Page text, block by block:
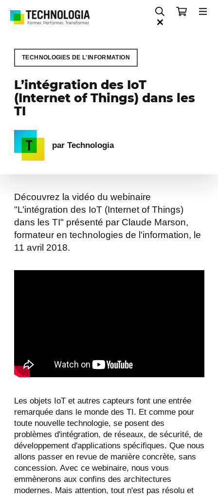
TECHNOLOGIES DE L'INFORMATION
L’intégration des IoT
(Internet of Things) dans les
TI
par Technologia
Découvrez la vidéo du webinaire
"L’intégration des IoT (Internet of Things)
dans les TI" présenté par Claude Marson,
formateur en technologies de l'information, le
11 avril 2018.
Les objets IoT et autres capteurs font une entrée
remarquée dans le monde des TI. Et comme pour
toute nouvelle technologie, se posent des
problèmes d'intégration, de réseaux, de sécurité, de
développement d'applications spécifiques. Que nous
allons passer en revue de manière concrète, sans
concession. Avec ce webinaire, nous vous
emmènerons aux confins des architectures
modernes. Mais attention, tout n'est pas résolu et